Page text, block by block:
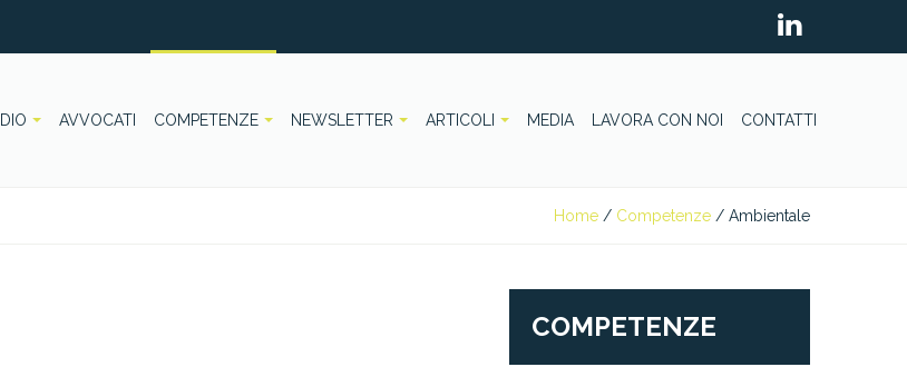
AVVOCATI COMPETENZE NEWSLETTER ARTICOLI MEDIA LAVORA CON NOI CONTATTI
Home / Competenze / Ambientale
COMPETENZE